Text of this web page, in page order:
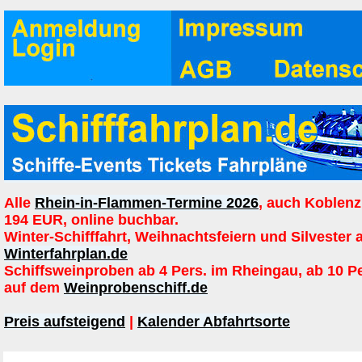
Alle Rhein-in-Flammen-Termine 2026, auch
194 EUR, online buchbar.
Winter-Schifffahrt, Weihnachtsfeiern und Silvester
Winterfahrplan.de
Schiffsweinproben ab 4 Pers. im Rheingau, ab 10
auf dem Weinprobenschiff.de
Preis aufsteigend Kalender Abfahrtsorte